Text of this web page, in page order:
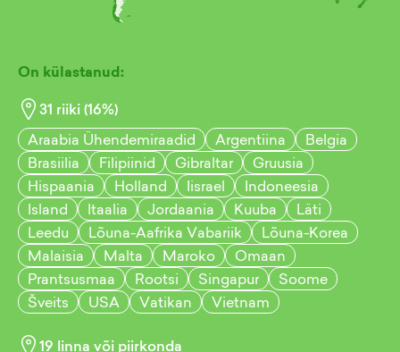
On külastanud:
31 riiki (16%)
Araabia Ühendemiraadid
Argentiina
Belgia
Brasiilia
Filipiinid Gibraltar
Gruusia
Hispaania
Holland Iisrael
Indoneesia
Island
Itaalia Jordaania Kuuba
Läti
Leedu
Lõuna-Aafrika Vabariik
Lõuna-Korea
Malaisia
Malta Maroko
Omaan
Prantsusmaa
Rootsi Singapur
Soome
Šveits
USA Vatikan Vietnam
19 linna või piirkonda